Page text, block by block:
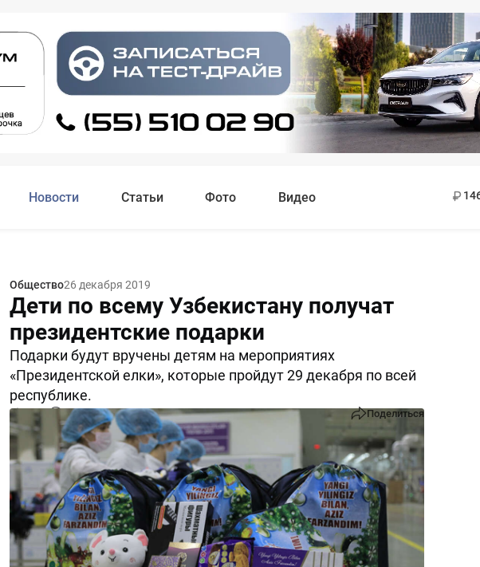
Новости Статьи Фото Видео
Общество26 декабря 2019
Дети по всему Узбекистану получат
президентские подарки
Подарки будут вручены детям на мероприятиях
«Президентской елки», которые пройдут 29 декабря по всей
республике.
5867 0 Поделиться